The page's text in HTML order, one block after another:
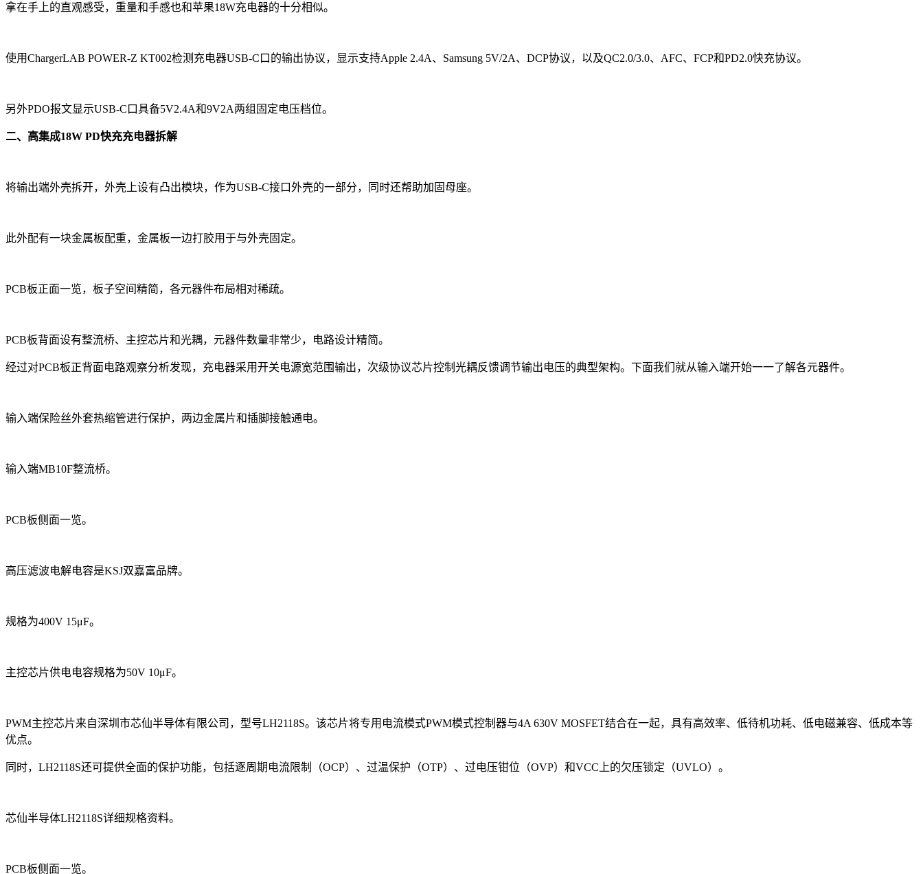
拿在手上的直观感受，重量和手感也和苹果18W充电器的十分相似。
使用ChargerLAB POWER-Z KT002检测充电器USB-C口的输出协议，显示支持Apple 2.4A、Samsung 5V/2A、DCP协议，以及QC2.0/3.0、AFC、FCP和PD2.0快充协议。
另外PDO报文显示USB-C口具备5V2.4A和9V2A两组固定电压档位。
二、高集成18W PD快充充电器拆解
将输出端外壳拆开，外壳上设有凸出模块，作为USB-C接口外壳的一部分，同时还帮助加固母座。
此外配有一块金属板配重，金属板一边打胶用于与外壳固定。
PCB板正面一览，板子空间精简，各元器件布局相对稀疏。
PCB板背面设有整流桥、主控芯片和光耦，元器件数量非常少，电路设计精简。
经过对PCB板正背面电路观察分析发现，充电器采用开关电源宽范围输出，次级协议芯片控制光耦反馈调节输出电压的典型架构。下面我们就从输入端开始一一了解各元器件。
输入端保险丝外套热缩管进行保护，两边金属片和插脚接触通电。
输入端MB10F整流桥。
PCB板侧面一览。
高压滤波电解电容是KSJ双嘉富品牌。
规格为400V 15μF。
主控芯片供电电容规格为50V 10μF。
PWM主控芯片来自深圳市芯仙半导体有限公司，型号LH2118S。该芯片将专用电流模式PWM模式控制器与4A 630V MOSFET结合在一起，具有高效率、低待机功耗、低电磁兼容、低成本等
优点。
同时，LH2118S还可提供全面的保护功能，包括逐周期电流限制（OCP）、过温保护（OTP）、过电压钳位（OVP）和VCC上的欠压锁定（UVLO）。
芯仙半导体LH2118S详细规格资料。
PCB板侧面一览。